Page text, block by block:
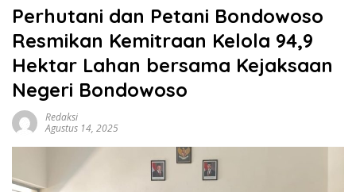
Perhutani dan Petani Bondowoso
Resmikan Kemitraan Kelola 94,9
Hektar Lahan bersama Kejaksaan
Negeri Bondowoso
Redaksi
Agustus 14, 2025